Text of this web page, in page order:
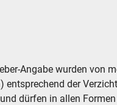
Angabe wurden von
der
dürfen in allen Formen